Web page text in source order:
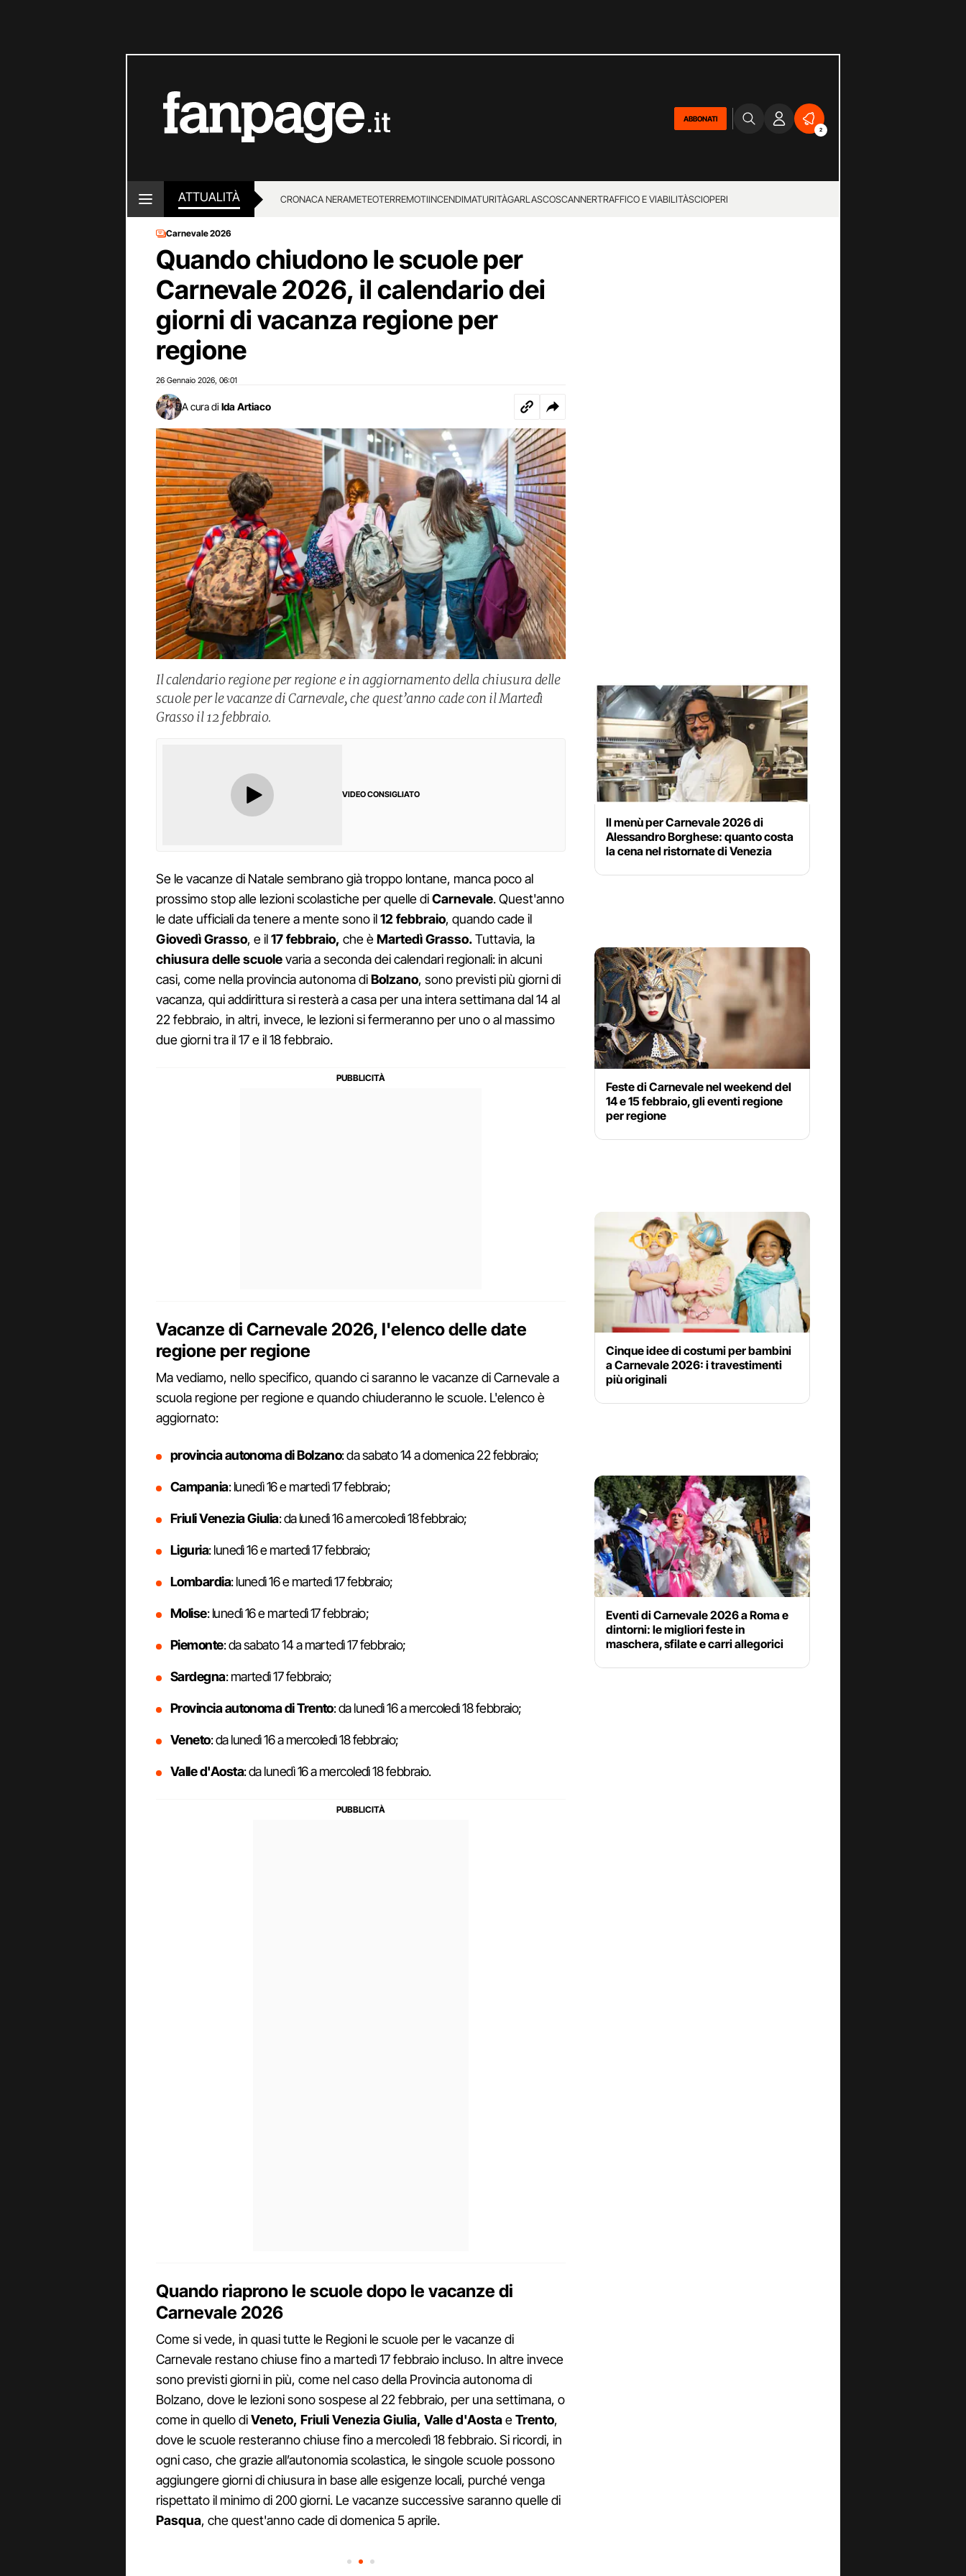
ABBONATI
2
ATTUALITÀ CRONACA NERAMETEOTERREMOTIINCENDIMATURITÀGARLASCOSCANNERTRAFFICO E VIABILITÀSCIOPERI
Carnevale 2026
Quando chiudono le scuole per
Carnevale 2026, il calendario dei
giorni di vacanza regione per
regione
26 Gennaio 2026 06:01
A cura di Ida Artiaco
Il calendario regione per regione e in aggiornamento della chiusura delle
scuole per le vacanze di Carnevale, che quest’anno cade con il Martedì
Grasso il 12 febbraio.
VIDEO CONSIGLIATO
Se le vacanze di Natale sembrano già troppo lontane, manca poco al
prossimo stop alle lezioni scolastiche per quelle diCarnevale. Quest'anno
le date ufficiali da tenere a mente sono il12 febbraio, quando cade il
Giovedì Grasso, e il17 febbraio, che èMartedì Grasso.Tuttavia, la
chiusura delle scuolevaria a seconda dei calendari regionali: in alcuni
casi, come nella provincia autonoma diBolzano, sono previsti più giorni di
vacanza, qui addirittura si resterà a casa per una intera settimana dal 14 al
22 febbraio, in altri, invece, le lezioni si fermeranno per uno o al massimo
due giorni tra il 17 e il 18 febbraio.
Vacanze di Carnevale 2026, l'elenco delle date
regione per regione
Ma vediamo, nello specifico, quando ci saranno le vacanze di Carnevale a
scuola regione per regione e quando chiuderanno le scuole. L'elenco è
aggiornato:
provincia autonoma di Bolzano: da sabato 14 a domenica 22 febbraio;
Campania: lunedì 16 e martedì 17 febbraio;
Friuli Venezia Giulia: da lunedì 16 a mercoledì 18 febbraio;
Liguria: lunedì 16 e martedì 17 febbraio;
Lombardia: lunedì 16 e martedì 17 febbraio;
Molise: lunedì 16 e martedì 17 febbraio;
Piemonte: da sabato 14 a martedì 17 febbraio;
Sardegna: martedì 17 febbraio;
Provincia autonoma di Trento: da lunedì 16 a mercoledì 18 febbraio;
Veneto: da lunedì 16 a mercoledì 18 febbraio;
Valle d'Aosta: da lunedì 16 a mercoledì 18 febbraio.
Quando riaprono le scuole dopo le vacanze di
Carnevale 2026
Come si vede, in quasi tutte le Regioni le scuole per le vacanze di
Carnevale restano chiuse fino a martedì 17 febbraio incluso. In altre invece
sono previsti giorni in più, come nel caso della Provincia autonoma di
Bolzano, dove le lezioni sono sospese al 22 febbraio, per una settimana, o
come in quello diVeneto, Friuli Venezia Giulia, Valle d'AostaeTrento,
dove le scuole resteranno chiuse fino a mercoledì 18 febbraio. Si ricordi, in
ogni caso, che grazie all’autonomia scolastica, le singole scuole possono
aggiungere giorni di chiusura in base alle esigenze locali, purché venga
rispettato il minimo di 200 giorni. Le vacanze successive saranno quelle di
Pasqua, che quest'anno cade di domenica 5 aprile.
Il menù per Carnevale 2026 di
Alessandro Borghese: quanto costa
la cena nel ristornate di Venezia
Feste di Carnevale nel weekend del
14 e 15 febbraio, gli eventi regione
per regione
Cinque idee di costumi per bambini
a Carnevale 2026: i travestimenti
più originali
Eventi di Carnevale 2026 a Roma e
dintorni: le migliori feste in
maschera, sfilate e carri allegorici